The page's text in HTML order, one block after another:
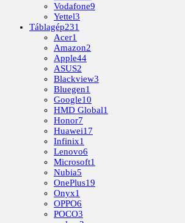
Vodafone9
Yettel3
Táblagép231
Acer1
Amazon2
Apple44
ASUS2
Blackview3
Bluegen1
Google10
HMD Global1
Honor7
Huawei17
Infinix1
Lenovo6
Microsoft1
Nubia5
OnePlus19
Onyx1
OPPO6
POCO3